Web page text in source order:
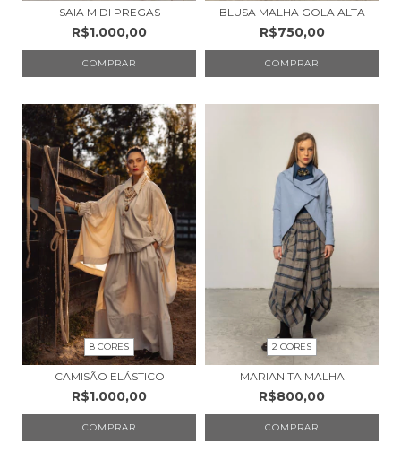
SAIA MIDI PREGAS
R$1.000,00
COMPRAR
BLUSA MALHA GOLA ALTA
R$750,00
COMPRAR
8 CORES
CAMISÃO ELÁSTICO
R$1.000,00
COMPRAR
2 CORES
MARIANITA MALHA
R$800,00
COMPRAR